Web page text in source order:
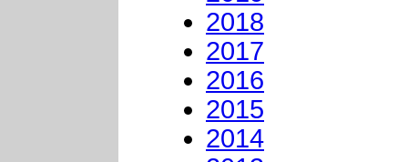
2018
2017
2016
2015
2014